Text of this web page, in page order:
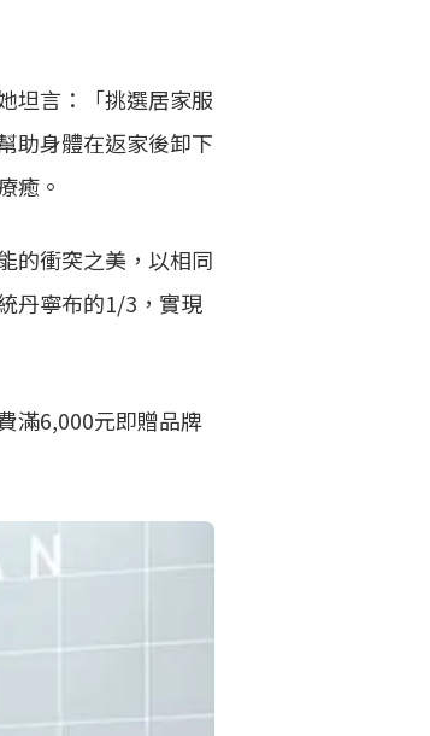
坦言：「挑選居家服
助身體在返家後卸下
癒。
的衝突之美，以相同
丹寧布的1/3，實現
滿6,000元即贈品牌